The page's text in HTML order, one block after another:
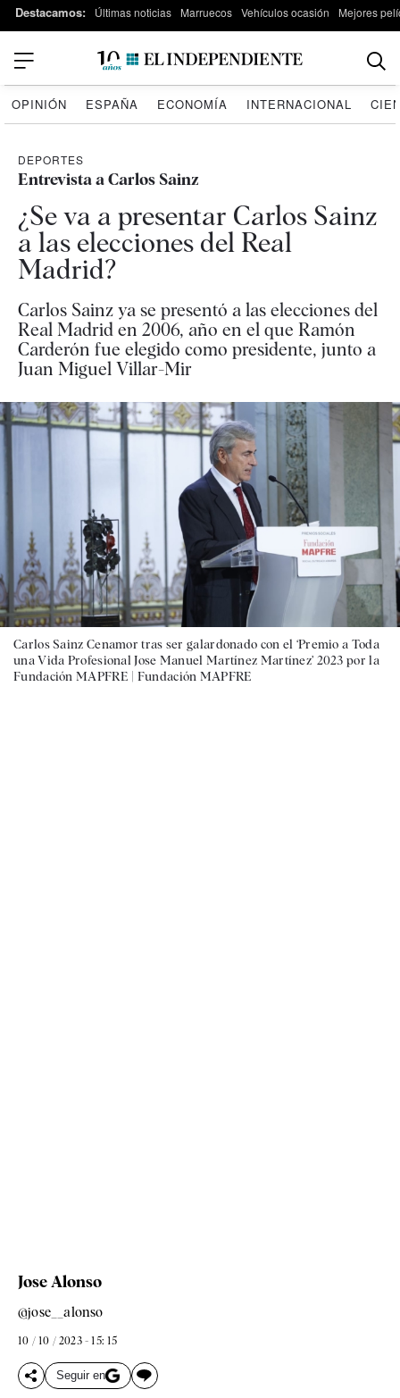
Destacamos: Últimas noticias Marruecos Vehículos ocasión Mejores
OPINIÓN ESPAÑA ECONOMÍA INTERNACIONAL
DEPORTES
Entrevista a Carlos Sainz
¿Se va a presentar Carlos Sainz
a las elecciones del Real
Madrid?
Carlos Sainz ya se presentó a las elecciones del
Real Madrid en 2006, año en el que Ramón
Carderón fue elegido como presidente, junto a
Juan Miguel Villar-Mir
Carlos Sainz Cenamor tras ser galardonado con el ‘Premio a Toda
una Vida Profesional Jose Manuel Martínez Martínez’ 2023 por la
Fundación MAPFRE | Fundación MAPFRE
Jose Alonso
@jose__alonso
10 / 10 / 2023 - 15: 15
Seguir en